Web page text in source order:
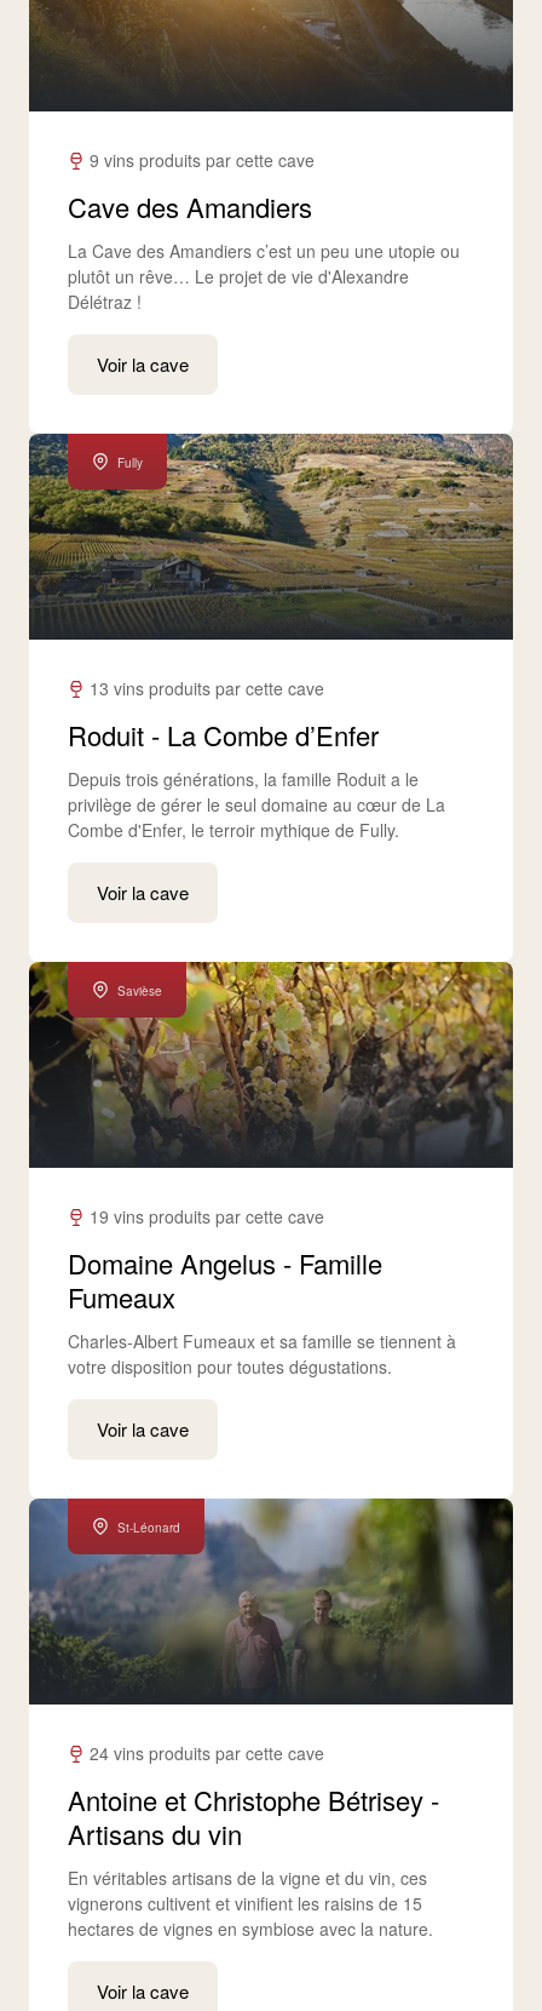
9 vins produits par cette cave
Cave des Amandiers
La Cave des Amandiers c’est un peu une utopie ou
plutôt un rêve… Le projet de vie d'Alexandre
Délétraz !
Voir la cave
Fully
13 vins produits par cette cave
Roduit - La Combe d’Enfer
Depuis trois générations, la famille Roduit a le
privilège de gérer le seul domaine au cœur de La
Combe d'Enfer, le terroir mythique de Fully.
Voir la cave
Savièse
19 vins produits par cette cave
Domaine Angelus - Famille
Fumeaux
Charles-Albert Fumeaux et sa famille se tiennent à
votre disposition pour toutes dégustations.
Voir la cave
St-Léonard
24 vins produits par cette cave
Antoine et Christophe Bétrisey -
Artisans du vin
En véritables artisans de la vigne et du vin, ces
vignerons cultivent et vinifient les raisins de 15
hectares de vignes en symbiose avec la nature.
Voir la cave